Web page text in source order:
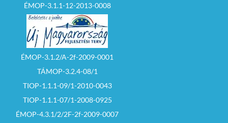
ÉMOP-3.1.1-12-2013-0008
ÉMOP-3.1.2/A-2f-2009-0001
TÁMOP-3.2.4-08/1
TIOP-1.1.1-09/1-2010-0043
TIOP-1.1.1-07/1-2008-0925
ÉMOP-4.3.1/2/2F-2f-2009-0007